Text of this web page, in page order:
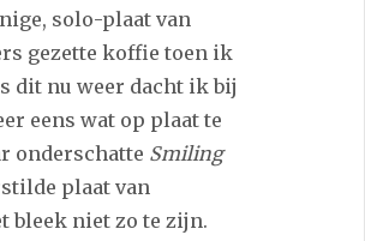
solo-plaat van
gezette koffie toen ik
dit nu weer dacht ik bij
eens wat op plaat te
onderschatte Smiling
plaat van
bleek niet zo te zijn.